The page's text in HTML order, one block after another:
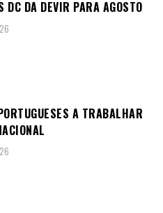
DC DA DEVIR PARA AGOSTO
A TRABALHAR